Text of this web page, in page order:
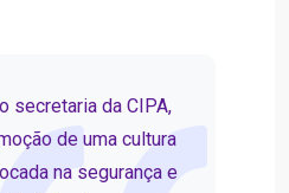
secretaria da CIPA,
de uma cultura
na segurança e